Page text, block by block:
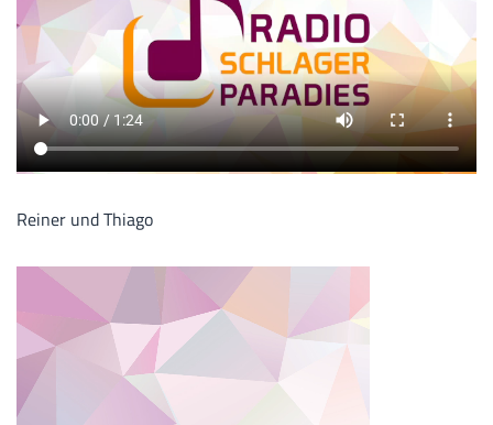
Reiner und Thiago